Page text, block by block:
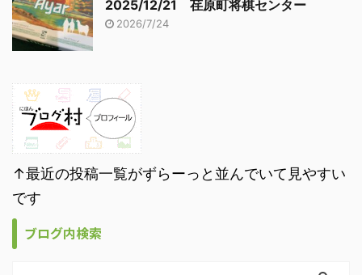
2025/12/21 荏原町将棋センター
2026/7/24
↑最近の投稿一覧がずらーっと並んでいて見やすい
です
ブログ内検索